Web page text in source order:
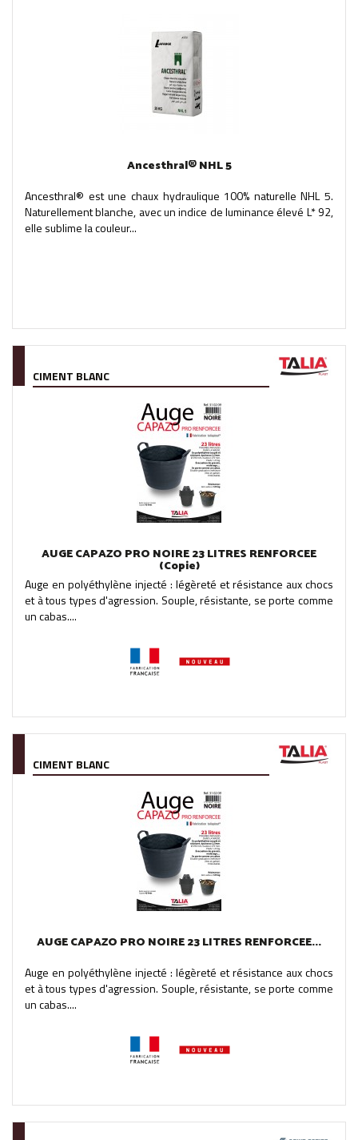
Ancesthral® NHL 5
Ancesthral® est une chaux hydraulique 100% naturelle NHL 5.
Naturellement blanche, avec un indice de luminance élevé L* 92,
elle sublime la couleur...
CIMENT BLANC
AUGE CAPAZO PRO NOIRE 23 LITRES RENFORCEE
(Copie)
Auge en polyéthylène injecté : légèreté et résistance aux chocs
et à tous types d'agression. Souple, résistante, se porte comme
un cabas....
CIMENT BLANC
AUGE CAPAZO PRO NOIRE 23 LITRES RENFORCEE...
Auge en polyéthylène injecté : légèreté et résistance aux chocs
et à tous types d'agression. Souple, résistante, se porte comme
un cabas....